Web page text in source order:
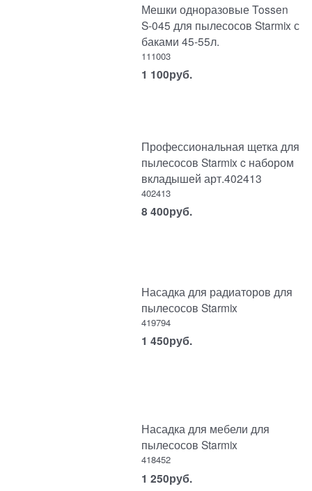
Мешки одноразовые Tossen
S-045 для пылесосов Starmix с
баками 45-55л.
111003
1 100руб.
Профессиональная щетка для
пылесосов Starmix c набором
вкладышей арт.402413
402413
8 400руб.
Насадка для радиаторов для
пылесосов Starmix
419794
1 450руб.
Насадка для мебели для
пылесосов Starmix
418452
1 250руб.